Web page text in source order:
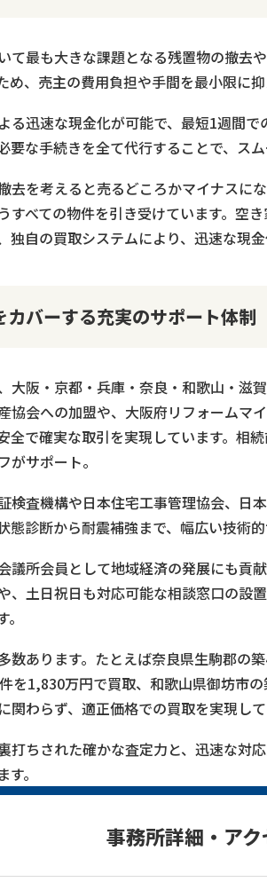
て最も大きな課題となる残置物の撤去
め、売主の費用負担や手間を最小限に抑
る迅速な現金化が可能で、最短1週間
要な手続きを全て代行することで、スム
去を考えると売るどころかマイナスに
すべての物件を引き受けています。空
独自の買取システムにより、迅速な現金
カバーする充実のサポート体制
大阪・京都・兵庫・奈良・和歌山・滋
協会への加盟や、大阪府リフォームマ
全で確実な取引を実現しています。相
がサポート。
検査機構や日本住宅工事管理協会、日
態診断から耐震補強まで、幅広い技術的
議所会員として地域経済の発展にも貢
、土日祝日も対応可能な相談窓口の設
数あります。たとえば奈良県生駒郡の
を1,830万円で買取、和歌山県御坊市の
関わらず、適正価格での買取を実現して
打ちされた確かな査定力と、迅速な対
。
事務所詳細・アク